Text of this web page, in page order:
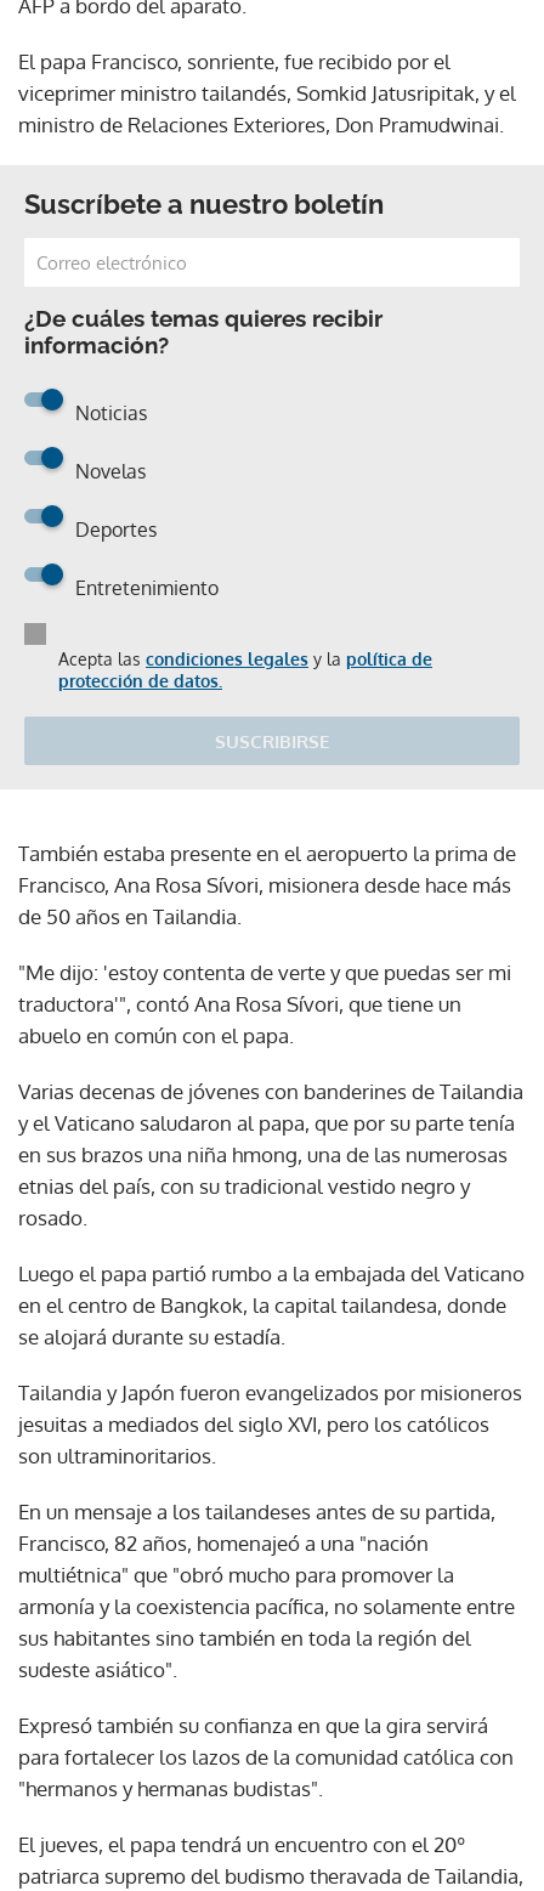
AFP a bordo del aparato.
El papa Francisco, sonriente, fue recibido por el
viceprimer ministro tailandés, Somkid Jatusripitak, y el
ministro de Relaciones Exteriores, Don Pramudwinai.
Suscríbete a nuestro boletín
¿De cuáles temas quieres recibir
información?
Noticias
Novelas
Deportes
Entretenimiento
Acepta las condiciones legales y la política de
protección de datos.
SUSCRIBIRSE
También estaba presente en el aeropuerto la prima de
Francisco, Ana Rosa Sívori, misionera desde hace más
de 50 años en Tailandia.
"Me dijo: 'estoy contenta de verte y que puedas ser mi
traductora'", contó Ana Rosa Sívori, que tiene un
abuelo en común con el papa.
Varias decenas de jóvenes con banderines de Tailandia
y el Vaticano saludaron al papa, que por su parte tenía
en sus brazos una niña hmong, una de las numerosas
etnias del país, con su tradicional vestido negro y
rosado.
Luego el papa partió rumbo a la embajada del Vaticano
en el centro de Bangkok, la capital tailandesa, donde
se alojará durante su estadía.
Tailandia y Japón fueron evangelizados por misioneros
jesuitas a mediados del siglo XVI, pero los católicos
son ultraminoritarios.
En un mensaje a los tailandeses antes de su partida,
Francisco, 82 años, homenajeó a una "nación
multiétnica" que "obró mucho para promover la
armonía y la coexistencia pacífica, no solamente entre
sus habitantes sino también en toda la región del
sudeste asiático".
Expresó también su confianza en que la gira servirá
para fortalecer los lazos de la comunidad católica con
"hermanos y hermanas budistas".
El jueves, el papa tendrá un encuentro con el 20º
patriarca supremo del budismo theravada de Tailandia,